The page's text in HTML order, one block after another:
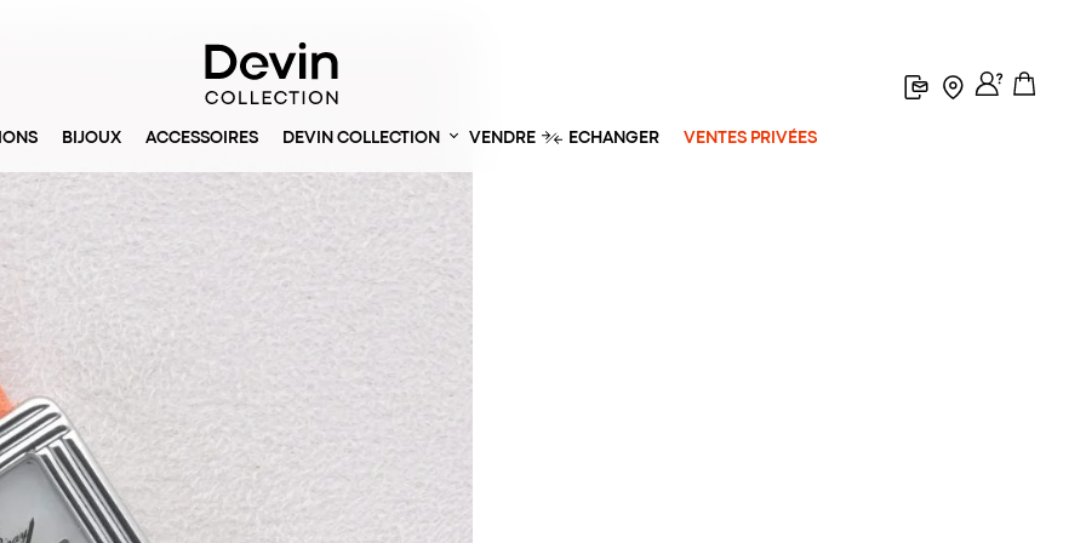
BIJOUX ACCESSOIRES DEVIN COLLECTION VENDRE ECHANGER VENTES PRIVÉES